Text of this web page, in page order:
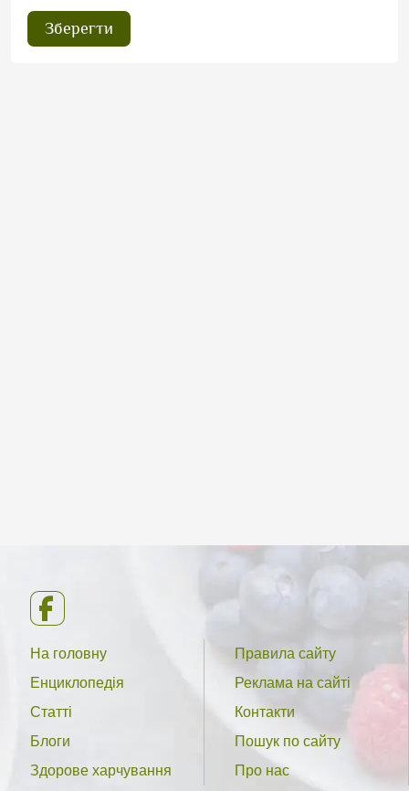
На головну
Енциклопедія
Статті
Блоги
Здорове харчування
Правила сайту
Реклама на сайті
Контакти
Пошук по сайту
Про нас